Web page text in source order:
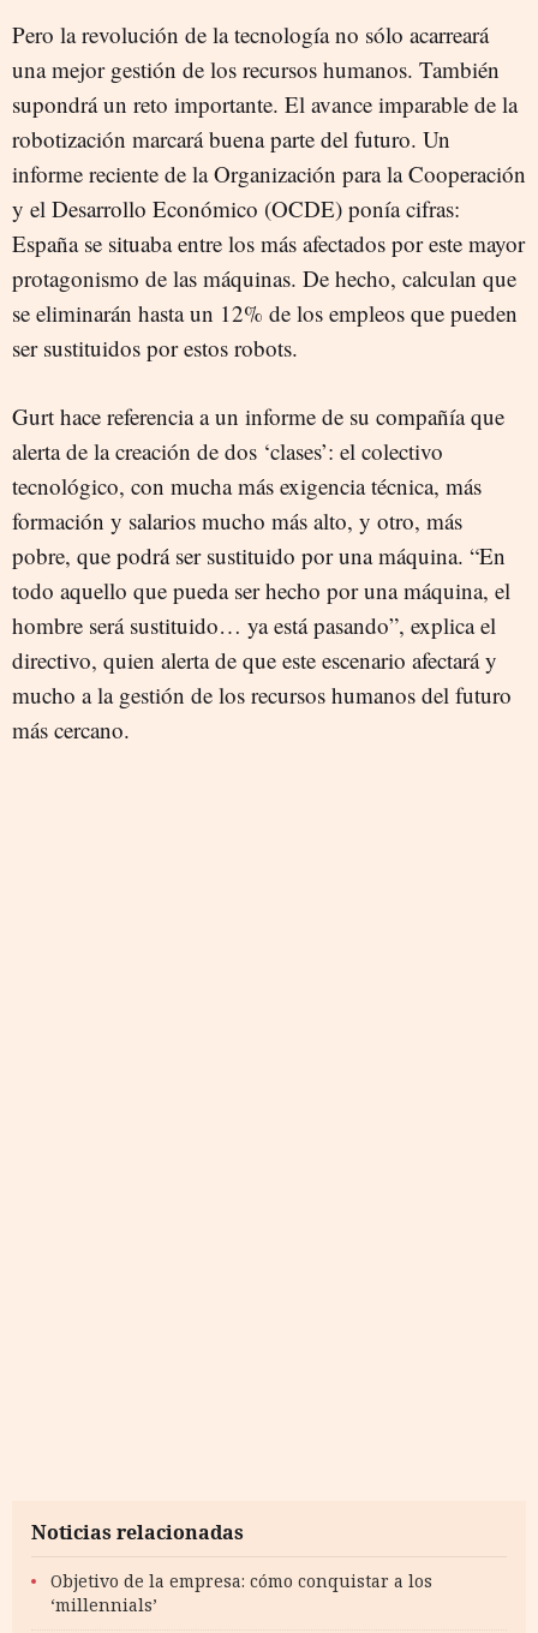
Pero la revolución de la tecnología no sólo acarreará
una mejor gestión de los recursos humanos. También
supondrá un reto importante. El avance imparable de la
robotización marcará buena parte del futuro. Un
informe reciente de la Organización para la Cooperación
y el Desarrollo Económico (OCDE) ponía cifras:
España se situaba entre los más afectados por este mayor
protagonismo de las máquinas. De hecho, calculan que
se eliminarán hasta un 12% de los empleos que pueden
ser sustituidos por estos robots.
Gurt hace referencia a un informe de su compañía que
alerta de la creación de dos ‘clases’: el colectivo
tecnológico, con mucha más exigencia técnica, más
formación y salarios mucho más alto, y otro, más
pobre, que podrá ser sustituido por una máquina. “En
todo aquello que pueda ser hecho por una máquina, el
hombre será sustituido… ya está pasando”, explica el
directivo, quien alerta de que este escenario afectará y
mucho a la gestión de los recursos humanos del futuro
más cercano.
Noticias relacionadas
Objetivo de la empresa: cómo conquistar a los
‘millennials’